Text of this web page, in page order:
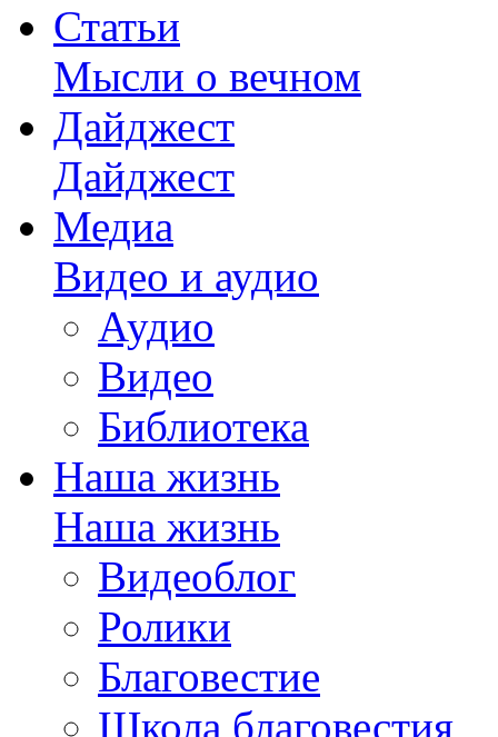
Статьи
Мысли о вечном
Дайджест
Дайджест
Медиа
Видео и аудио
Аудио
Видео
Библиотека
Наша жизнь
Наша жизнь
Видеоблог
Ролики
Благовестие
Школа благовестия